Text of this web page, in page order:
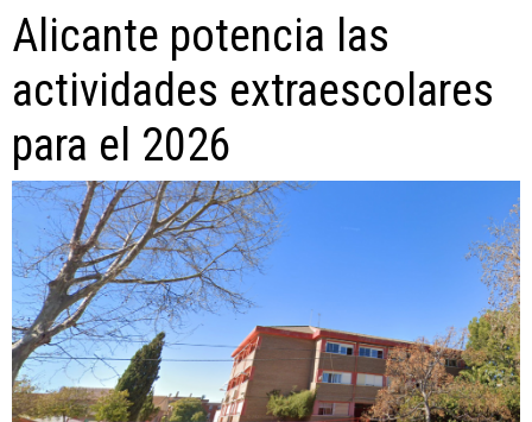
Alicante potencia las
actividades extraescolares
para el 2026